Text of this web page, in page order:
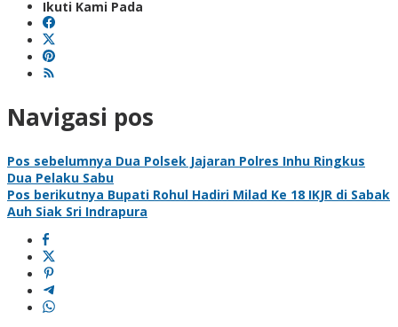
Ikuti Kami Pada
Navigasi pos
Pos sebelumnya Dua Polsek Jajaran Polres Inhu Ringkus
Dua Pelaku Sabu
Pos berikutnya Bupati Rohul Hadiri Milad Ke 18 IKJR di Sabak
Auh Siak Sri Indrapura